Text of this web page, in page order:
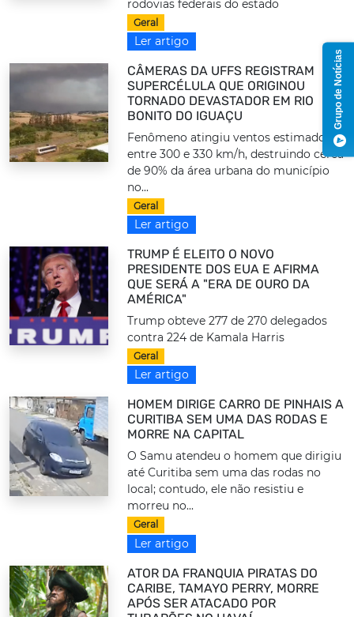
rodovias federais do estado
Geral
Ler artigo
CÂMERAS DA UFFS REGISTRAM
SUPERCÉLULA QUE ORIGINOU
TORNADO DEVASTADOR EM RIO
BONITO DO IGUAÇU
Fenômeno atingiu ventos estimados
entre 300 e 330 km/h, destruindo cerca
de 90% da área urbana do município
no...
Geral
Ler artigo
TRUMP É ELEITO O NOVO
PRESIDENTE DOS EUA E AFIRMA
QUE SERÁ A "ERA DE OURO DA
AMÉRICA"
Trump obteve 277 de 270 delegados
contra 224 de Kamala Harris
Geral
Ler artigo
HOMEM DIRIGE CARRO DE PINHAIS A
CURITIBA SEM UMA DAS RODAS E
MORRE NA CAPITAL
O Samu atendeu o homem que dirigiu
até Curitiba sem uma das rodas no
local; contudo, ele não resistiu e
morreu no...
Geral
Ler artigo
ATOR DA FRANQUIA PIRATAS DO
CARIBE, TAMAYO PERRY, MORRE
APÓS SER ATACADO POR
Grupo de Notícias